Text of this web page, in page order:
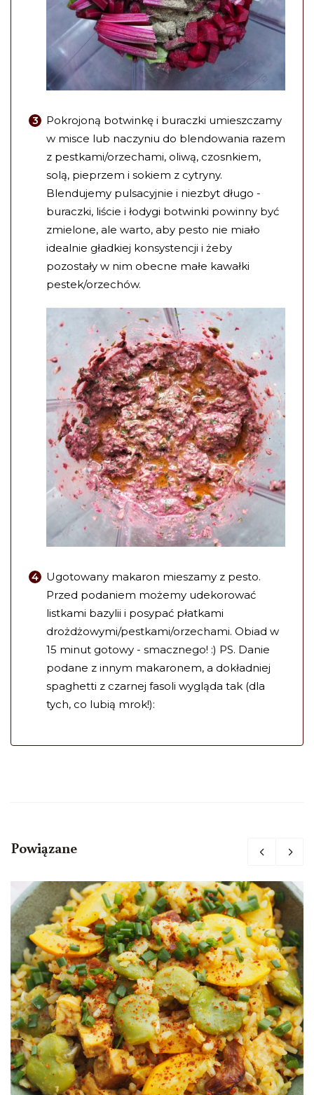
Pokrojoną botwinkę i buraczki umieszczamy
w misce lub naczyniu do blendowania razem
z pestkami/orzechami, oliwą, czosnkiem,
solą, pieprzem i sokiem z cytryny.
Blendujemy pulsacyjnie i niezbyt długo -
buraczki, liście i łodygi botwinki powinny być
zmielone, ale warto, aby pesto nie miało
idealnie gładkiej konsystencji i żeby
pozostały w nim obecne małe kawałki
pestek/orzechów.
Ugotowany makaron mieszamy z pesto.
Przed podaniem możemy udekorować
listkami bazylii i posypać płatkami
drożdżowymi/pestkami/orzechami. Obiad w
15 minut gotowy - smacznego! :) PS. Danie
podane z innym makaronem, a dokładniej
spaghetti z czarnej fasoli wygląda tak (dla
tych, co lubią mrok!):
Powiązane